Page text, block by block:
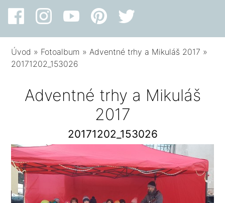
Úvod » Fotoalbum »Adventné trhy a Mikuláš 2017 »
20171202_153026
Adventné trhy a Mikuláš
2017
20171202_153026